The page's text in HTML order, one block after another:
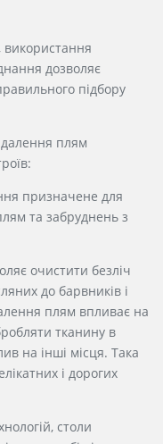
використання
дозволяє
підбору
плям
призначене для
та забруднень з
очистити безліч
до барвників і
плям впливає на
тканину в
на інші місця. Така
і дорогих
столи